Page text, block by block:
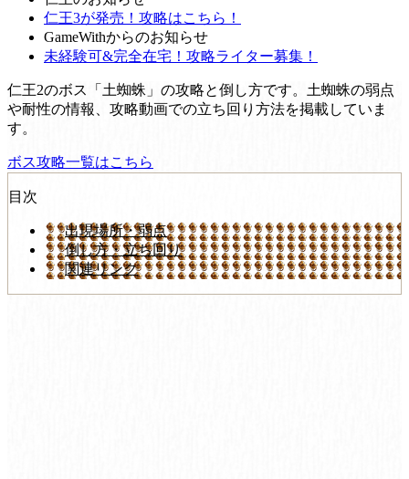
仁王3が発売！攻略はこちら！
GameWithからのお知らせ
未経験可&完全在宅！攻略ライター募集！
仁王2のボス「土蜘蛛」の攻略と倒し方です。土蜘蛛の弱点
や耐性の情報、攻略動画での立ち回り方法を掲載していま
す。
ボス攻略一覧はこちら
目次
出現場所・弱点
倒し方・立ち回り
関連リンク